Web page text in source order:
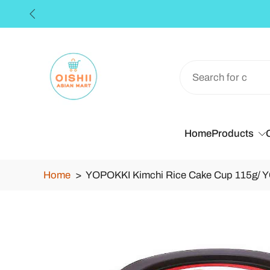
Skip
to
**
HomeProducts
Home > YOPOKKI Kimchi Rice Cake Cup 115g/